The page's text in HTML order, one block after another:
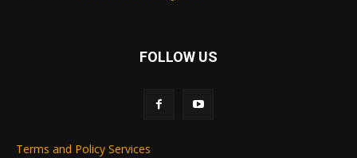
FOLLOW US
Terms and Policy Services